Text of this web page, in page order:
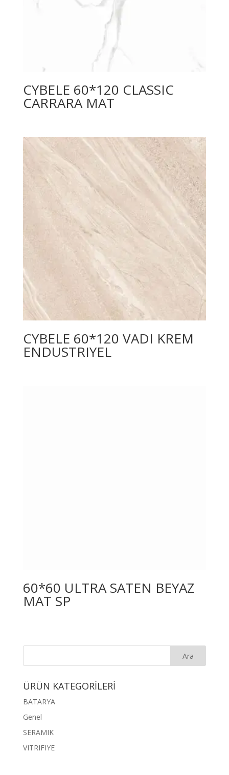
CYBELE 60*120 CLASSIC
CARRARA MAT
CYBELE 60*120 VADI KREM
ENDUSTRIYEL
60*60 ULTRA SATEN BEYAZ
MAT SP
ÜRÜN KATEGORİLERİ
BATARYA
Genel
SERAMIK
VITRIFIYE